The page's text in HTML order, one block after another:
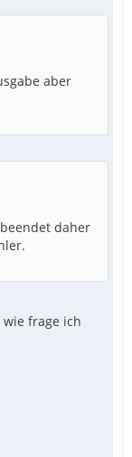
aber
daher
wie frage ich